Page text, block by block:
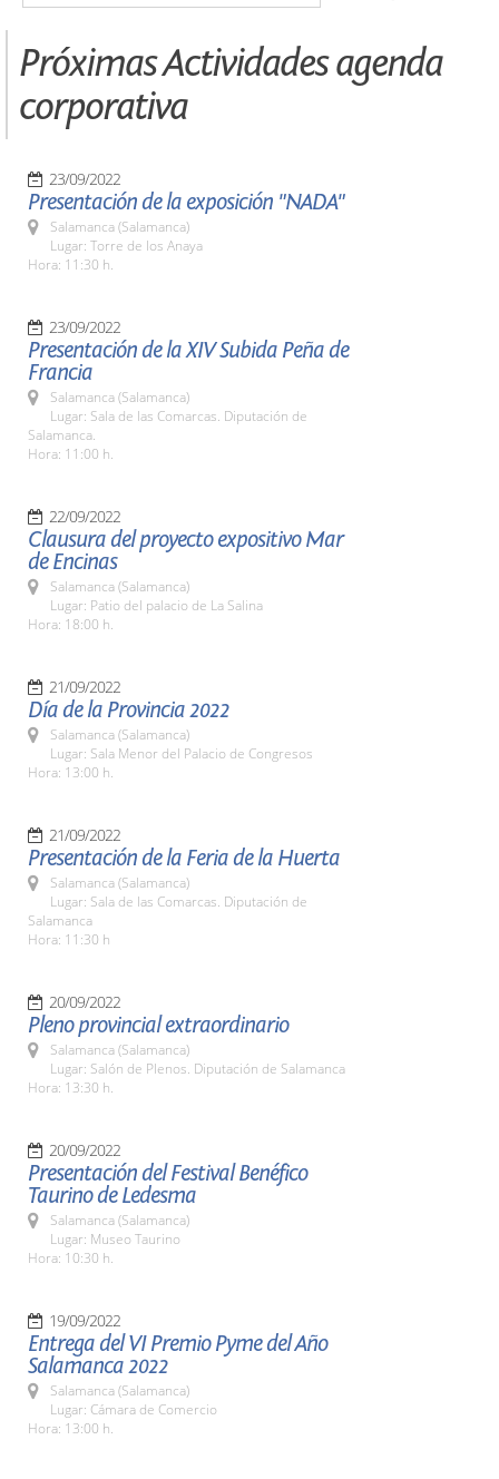
Próximas Actividades agenda
corporativa
23/09/2022
Presentación de la exposición "NADA"
Salamanca (Salamanca)
Lugar: Torre de los Anaya
Hora: 11:30 h.
23/09/2022
Presentación de la XIV Subida Peña de
Francia
Salamanca (Salamanca)
Lugar: Sala de las Comarcas. Diputación de
Salamanca.
Hora: 11:00 h.
22/09/2022
Clausura del proyecto expositivo Mar
de Encinas
Salamanca (Salamanca)
Lugar: Patio del palacio de La Salina
Hora: 18:00 h.
21/09/2022
Día de la Provincia 2022
Salamanca (Salamanca)
Lugar: Sala Menor del Palacio de Congresos
Hora: 13:00 h.
21/09/2022
Presentación de la Feria de la Huerta
Salamanca (Salamanca)
Lugar: Sala de las Comarcas. Diputación de
Salamanca
Hora: 11:30 h
20/09/2022
Pleno provincial extraordinario
Salamanca (Salamanca)
Lugar: Salón de Plenos. Diputación de Salamanca
Hora: 13:30 h.
20/09/2022
Presentación del Festival Benéfico
Taurino de Ledesma
Salamanca (Salamanca)
Lugar: Museo Taurino
Hora: 10:30 h.
19/09/2022
Entrega del VI Premio Pyme del Año
Salamanca 2022
Salamanca (Salamanca)
Lugar: Cámara de Comercio
Hora: 13:00 h.